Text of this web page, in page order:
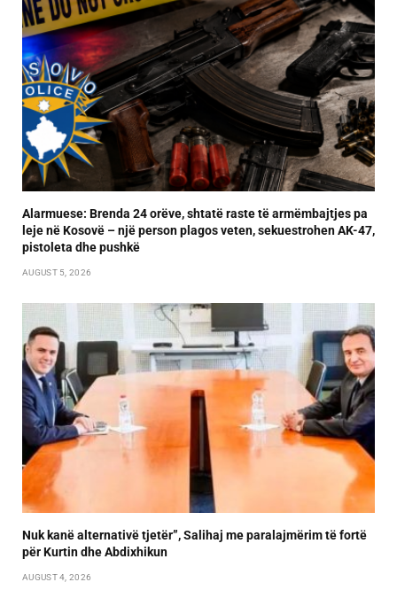
Alarmuese: Brenda 24 orëve, shtatë raste të armëmbajtjes pa
leje në Kosovë – një person plagos veten, sekuestrohen AK-47,
pistoleta dhe pushkë
AUGUST 5, 2026
Nuk kanë alternativë tjetër”, Salihaj me paralajmërim të fortë
për Kurtin dhe Abdixhikun
AUGUST 4, 2026